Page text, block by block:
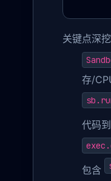
关键点深挖
存/
代码
包含